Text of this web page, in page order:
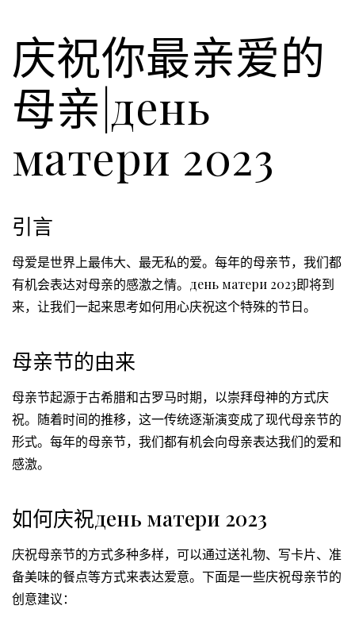
庆祝你最亲爱的
母亲|день
матери 2023
引言
母爱是世界上最伟大、最无私的爱。每年的母亲节，我们都
有机会表达对母亲的感激之情。день матери 2023即将到
来，让我们一起来思考如何用心庆祝这个特殊的节日。
母亲节的由来
母亲节起源于古希腊和古罗马时期，以崇拜母神的方式庆
祝。随着时间的推移，这一传统逐渐演变成了现代母亲节的
形式。每年的母亲节，我们都有机会向母亲表达我们的爱和
感激。
如何庆祝день матери 2023
庆祝母亲节的方式多种多样，可以通过送礼物、写卡片、准
备美味的餐点等方式来表达爱意。下面是一些庆祝母亲节的
创意建议：